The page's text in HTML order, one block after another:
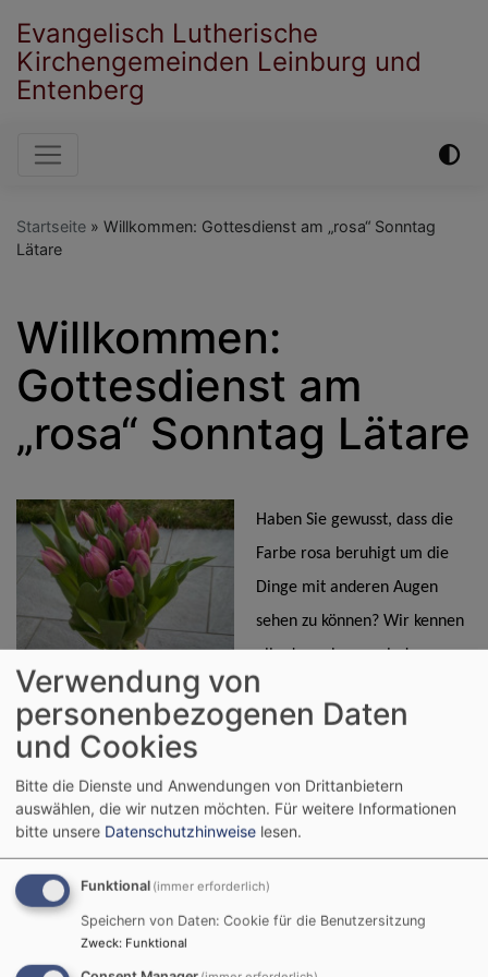
zum
Inhalt
Evangelisch Lutherische
Kirchengemeinden Leinburg und
Entenberg
Hauptnavigation
Startseite
Willkommen: Gottesdienst am „rosa“ Sonntag
Lätare
Willkommen:
Gottesdienst am
„rosa“ Sonntag Lätare
Haben Sie gewusst, dass die
Farbe rosa beruhigt um die
Dinge mit anderen Augen
sehen zu können? Wir kennen
alle den schmunzelnden
Hinweis „Siehs mal durch die
rosa Brille“. So ist es auch in
Sonntag, dem Sonntag Lätare!
Wir Christen sollen den Blick
zu Ostern bereits jetzt in der
Passionszeit wagen. So als ob wir das Weiß von Ostern schon
probehalber auf das Lila der Passionszeit legen und so durch die
Verwendung von
personenbezogenen Daten
und Cookies
Bitte die Dienste und Anwendungen von Drittanbietern
auswählen, die wir nutzen möchten. Für weitere Informationen
bitte unsere Datenschutzhinweise lesen.
Funktional (immer erforderlich)
Speichern von Daten: Cookie für die Benutzersitzung
Zweck: Funktional